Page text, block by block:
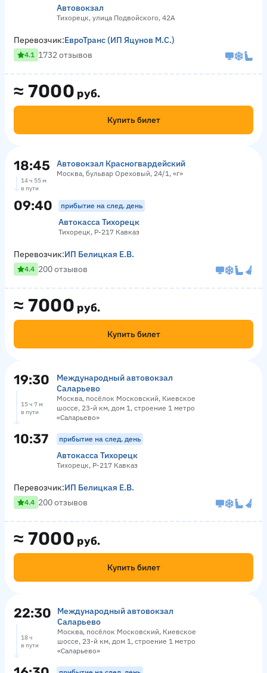
Автовокзал
Тихорецк, улица Подвойского, 42А
≈ 7000 руб.
Купить билет
Перевозчик:ЕвроТранс (ИП Яцунов М.С.)
4.1 1732 отзывов
18:45 Автовокзал Красногвардейский
Москва, бульвар Ореховый, 24/1, «г»
14 ч 55 м
в пути
09:40 прибытие на след. день
Автокасса Тихорецк
Тихорецк, Р-217 Кавказ
≈ 7000 руб.
Купить билет
Перевозчик:ИП Белицкая Е.В.
4.4 200 отзывов
19:30
Международный автовокзал
Саларьево
Москва, посёлок Московский, Киевское
шоссе, 23-й км, дом 1, строение 1 метро
«Саларьево»
15 ч 7 м
в пути
10:37 прибытие на след. день
Автокасса Тихорецк
Тихорецк, Р-217 Кавказ
≈ 7000 руб.
Купить билет
Перевозчик:ИП Белицкая Е.В.
4.4 200 отзывов
22:30
Международный автовокзал
Саларьево
Москва, посёлок Московский, Киевское
шоссе, 23-й км, дом 1, строение 1 метро
«Саларьево»
18 ч
в пути